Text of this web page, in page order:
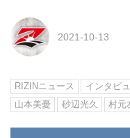
2021-10-13
RIZINニュース インタビ
山本美憂
砂辺光久 村元